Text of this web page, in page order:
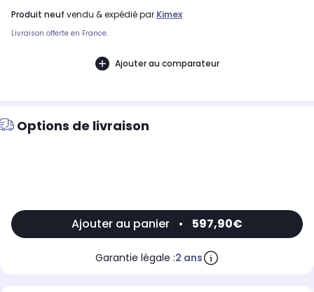
produit neuf vendu & expédié par Kimex
Livraison offerte en France.
Ajouter au comparateur
Options de livraison
Ajouter au panier • 597,90€
Garantie légale :2 ans